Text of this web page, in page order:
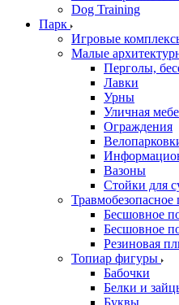
Dog Training
Парк
Игровые
Малые
Перголы,
Лавки
Урны
Уличная
Ограждения
Вазоны
Стойки для
Травмобезопасное
Бесшовное
Бесшовное
Резиновая
Топиар фигуры
Бабочки
Белки и
Буквы